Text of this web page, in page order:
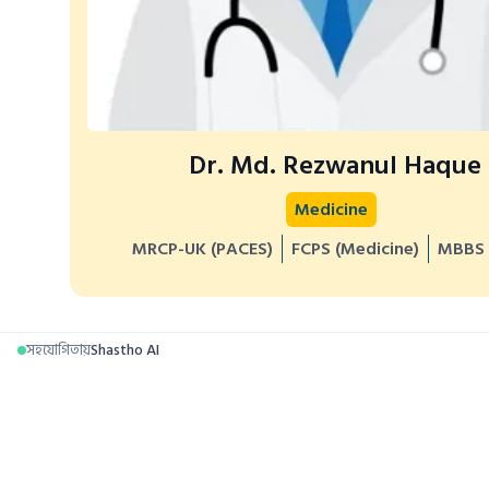
Dr. Md. Rezwanul Haque
Medicine
MRCP-UK (PACES)
FCPS (Medicine)
সহযোগিতায়Shastho AI